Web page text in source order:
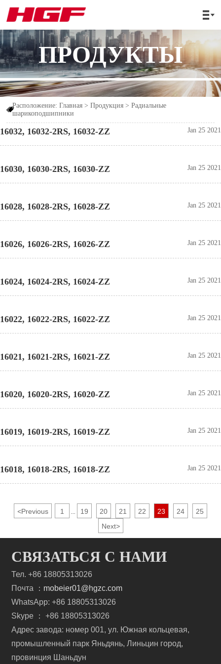

ПРОДУКТЫ

Расположение:Главная >Продукция >Радиальные
шарикоподшипники
16032, 16032-2RS, 16032-ZZ Jan 25 2021
16030, 16030-2RS, 16030-ZZ Jan 25 2021
16028, 16028-2RS, 16028-ZZ Jan 25 2021
16026, 16026-2RS, 16026-ZZ Jan 25 2021
16024, 16024-2RS, 16024-ZZ Jan 25 2021
16022, 16022-2RS, 16022-ZZ Jan 25 2021
16021, 16021-2RS, 16021-ZZ Jan 25 2021
16020, 16020-2RS, 16020-ZZ Jan 25 2021
16019, 16019-2RS, 16019-ZZ Jan 25 2021
16018, 16018-2RS, 16018-ZZ Jan 25 2021
<Previous 1 19 20 21 22 23 24
25
Next>
СВЯЗАТЬСЯ С НАМИ
Тел. +86 18805313026
Почта ： mobeier01@hgzc.com
WhatsApp: +86 18805313026
Skype ： +86 18805313026
Адрес завода: номер 001, ул. Южная кольцевая,
промышленный парк Яньдянь, Линьцин город,
провинция Шаньдун